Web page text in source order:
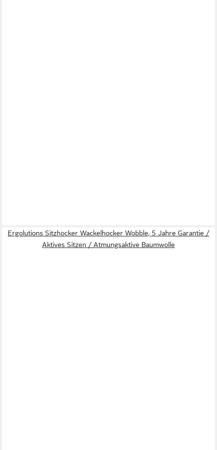
Ergolutions Sitzhocker Wackelhocker Wobble, 5 Jahre Garantie /
Aktives Sitzen / Atmungsaktive Baumwolle